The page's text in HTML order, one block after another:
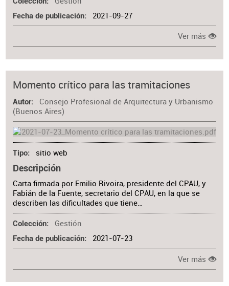
Fecha de publicación 2021-09-27
Ver más
Momento crítico para las tramitaciones
Autor
Consejo Profesional de Arquitectura y Urbanismo
(Buenos Aires)
Tipo sitio web
Descripción
Carta firmada por Emilio Rivoira, presidente del CPAU, y
Fabián de la Fuente, secretario del CPAU, en la que se
describen las dificultades que tiene…
Colección Gestión
Fecha de publicación 2021-07-23
Ver más